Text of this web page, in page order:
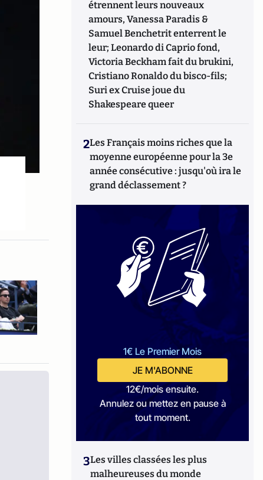
étrennent leurs nouveaux
amours, Vanessa Paradis &
Samuel Benchetrit enterrent le
leur; Leonardo di Caprio fond,
Victoria Beckham fait du brukini,
Cristiano Ronaldo du bisco-fils;
Suri ex Cruise joue du
Shakespeare queer
2Les Français moins riches que la
moyenne européenne pour la 3e
année consécutive : jusqu'où ira le
grand déclassement ?
1€ Le Premier Mois
JE M'ABONNE
12€/mois ensuite.
Annulez ou mettez en pause à
tout moment.
3Les villes classées les plus
malheureuses du monde